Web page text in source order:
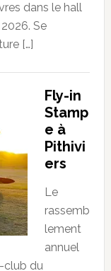
dans le hall
Se
[…]
Fly-in
Stamp
e à
Pithivi
ers
Le
rassemb
lement
annuel
club du